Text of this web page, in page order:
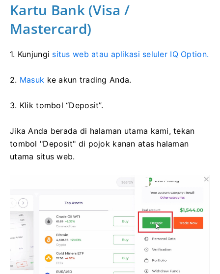
Kartu Bank (Visa /
Mastercard)
1. Kunjungi situs web atau aplikasi seluler IQ Option.
2. Masuk ke akun trading Anda.
3. Klik tombol “Deposit”.
Jika Anda berada di halaman utama kami, tekan
tombol "Deposit" di pojok kanan atas halaman
utama situs web.